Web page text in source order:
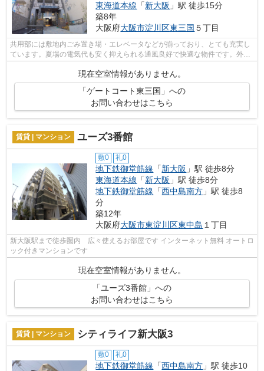
東海道本線 「新大阪 」駅 徒歩15分
築8年
大阪府大阪市淀川区東三国 ５丁目
共用部には敷地内ごみ置き場・エレベータなどが揃っており、とても充実し
ています。夏場の電気代も安く抑えられる通風良好で快適な物件です。外観
タイル張りの物件です。2駅利用可能な...
現在空室情報がありません。
「ゲートコート東三国」への
お問い合わせはこちら
賃貸 | マンション ユーズ3番館
敷0 礼0
地下鉄御堂筋線 「新大阪 」駅 徒歩8分
東海道本線 「新大阪 」駅 徒歩8分
地下鉄御堂筋線 「西中島南方 」駅 徒歩8
分
築12年
大阪府大阪市東淀川区東中島 １丁目
新大阪駅まで徒歩圏内 広々使えるお部屋です インターネット無料 オートロ
ック付きマンションです
現在空室情報がありません。
「ユーズ3番館」への
お問い合わせはこちら
賃貸 | マンション シティライフ新大阪3
敷0 礼0
地下鉄御堂筋線 「西中島南方 」駅 徒歩10